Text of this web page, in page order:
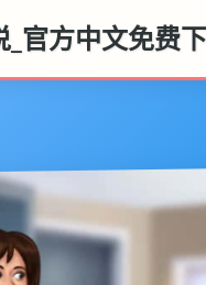
_官方中文免费